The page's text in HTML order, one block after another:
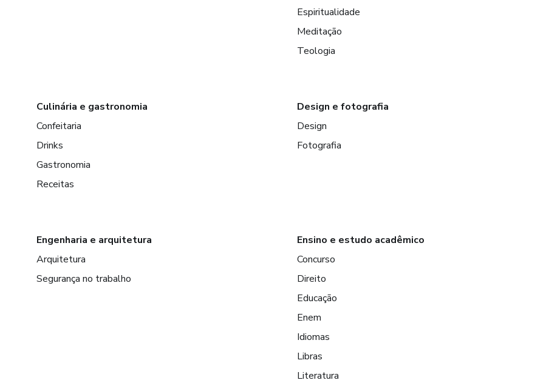
Espiritualidade
Meditação
Teologia
Culinária e gastronomia
Confeitaria
Drinks
Gastronomia
Receitas
Design e fotografia
Design
Fotografia
Engenharia e arquitetura
Arquitetura
Segurança no trabalho
Ensino e estudo acadêmico
Concurso
Direito
Educação
Enem
Idiomas
Libras
Literatura